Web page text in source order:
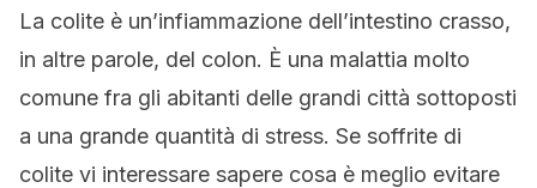
La colite è un’infiammazione dell’intestino crasso,
in altre parole, del colon. È una malattia molto
comune fra gli abitanti delle grandi città sottoposti
a una grande quantità di stress. Se soffrite di
colite vi interessare sapere cosa è meglio evitare